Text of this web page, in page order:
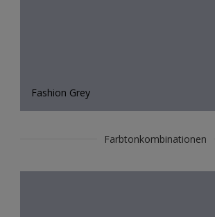
Fashion Grey
Farbtonkombinationen